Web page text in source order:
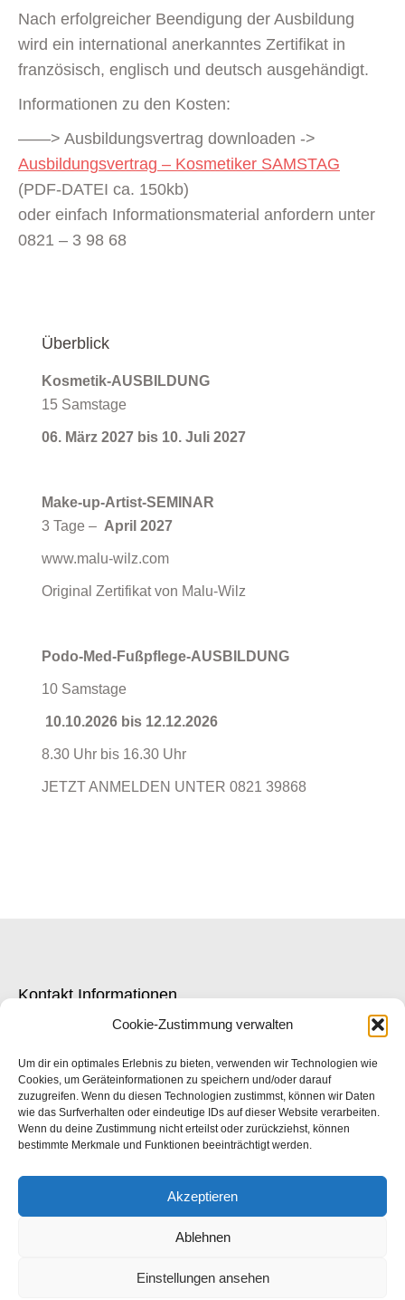
Cookie-Zustimmung verwalten
Um dir ein optimales Erlebnis zu bieten, verwenden wir Technologien wie
Cookies, um Geräteinformationen zu speichern und/oder darauf
zuzugreifen. Wenn du diesen Technologien zustimmst, können wir Daten
wie das Surfverhalten oder eindeutige IDs auf dieser Website verarbeiten.
Wenn du deine Zustimmung nicht erteilst oder zurückziehst, können
bestimmte Merkmale und Funktionen beeinträchtigt werden.
Akzeptieren
Ablehnen
Einstellungen ansehen
Nach erfolgreicher Beendigung der Ausbildung
wird ein international anerkanntes Zertifikat in
französisch, englisch und deutsch ausgehändigt.
Informationen zu den Kosten:
——> Ausbildungsvertrag downloaden ->
Ausbildungsvertrag – Kosmetiker SAMSTAG
(PDF-DATEI ca. 150kb)
oder einfach Informationsmaterial anfordern unter
0821 – 3 98 68
Überblick
Kosmetik-AUSBILDUNG
15 Samstage
06. März 2027 bis 10. Juli 2027
Make-up-Artist-SEMINAR
3 Tage – April 2027
www.malu-wilz.com
Original Zertifikat von Malu-Wilz
Podo-Med-Fußpflege-AUSBILDUNG
10 Samstage
10.10.2026 bis 12.12.2026
8.30 Uhr bis 16.30 Uhr
JETZT ANMELDEN UNTER 0821 39868
Kontakt Informationen
Volkhartstr. 2 | 86152 Augsburg
Telefon/Fax:
Tel.: +49 (0)821 / 3 98 68
Fax: +49 (0)821 / 15 88 50
Montag - Samstag (auch Abendtermine) nach
Vereinbarung Sonntag geschlossen